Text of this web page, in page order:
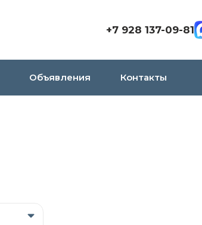
+7 928 137-09-81
Объявления Контакты